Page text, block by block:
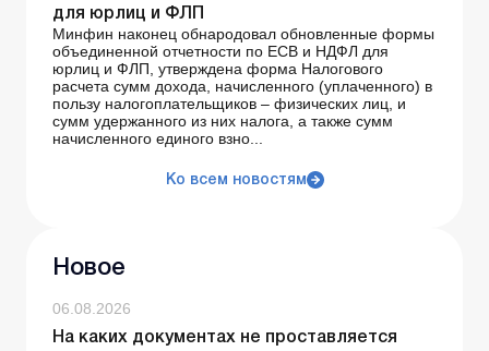
для юрлиц и ФЛП
Минфин наконец обнародовал обновленные формы
объединенной отчетности по ЕСВ и НДФЛ для
юрлиц и ФЛП, утверждена форма Налогового
расчета сумм дохода, начисленного (уплаченного) в
пользу налогоплательщиков – физических лиц, и
сумм удержанного из них налога, а также сумм
начисленного единого взно...
Ко всем новостям
Новое
06.08.2026
На каких документах не проставляется